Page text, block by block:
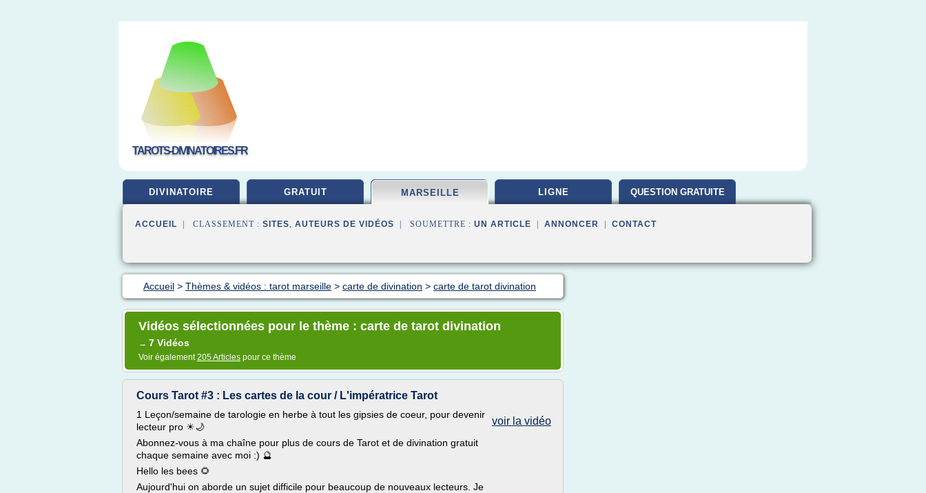
TAROTS-DIVINATOIRES.FR
DIVINATOIRE GRATUIT MARSEILLE LIGNE QUESTION GRATUITE
ACCUEIL | CLASSEMENT : SITES, AUTEURS DE VIDÉOS | SOUMETTRE : UN ARTICLE ANNONCER CONTACT
Accueil > Thèmes & vidéos : tarot marseille > carte de divination > carte de tarot divination
Vidéos sélectionnées pour le thème : carte de tarot divination
→ 7 Vidéos
Voir également205 Articles pour ce thème
Cours Tarot #3 : Les cartes de la cour / L'impératrice Tarot
voir la vidéo
1 Leçon/semaine de tarologie en herbe à tout les gipsies de coeur, pour devenir
lecteur pro ☀🌙
Abonnez-vous à ma chaîne pour plus de cours de Tarot et de divination gratuit
chaque semaine avec moi :) 🔮
Hello les bees 🌻
Aujourd'hui on aborde un sujet difficile pour beaucoup de nouveaux lecteurs. Je